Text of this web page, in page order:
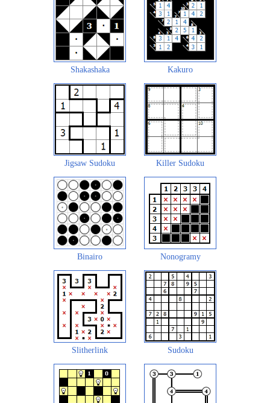
Shakashaka Kakuro
Jigsaw Sudoku Killer Sudoku
Binairo Nonogramy
Slitherlink Sudoku